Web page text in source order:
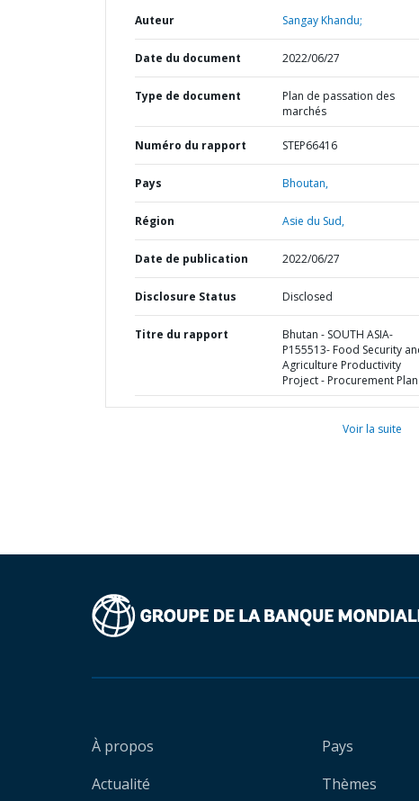
Auteur Sangay Khandu;
Date du document 2022/06/27
Type de document
Plan de passation des
marchés
Numéro du rapport STEP66416
Pays Bhoutan,
Région Asie du Sud,
Date de publication 2022/06/27
Disclosure Status Disclosed
Titre du rapport
Bhutan - SOUTH ASIA-
P155513- Food Security
Agriculture Productivity
Project - Procurement Plan
Voir la suite
À propos
Actualité
Pays
Thèmes